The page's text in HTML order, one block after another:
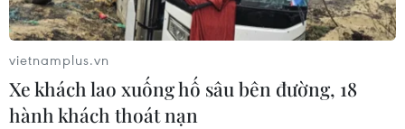
vietnamplus.vn
Xe khách lao xuống hố sâu bên đường, 18
hành khách thoát nạn